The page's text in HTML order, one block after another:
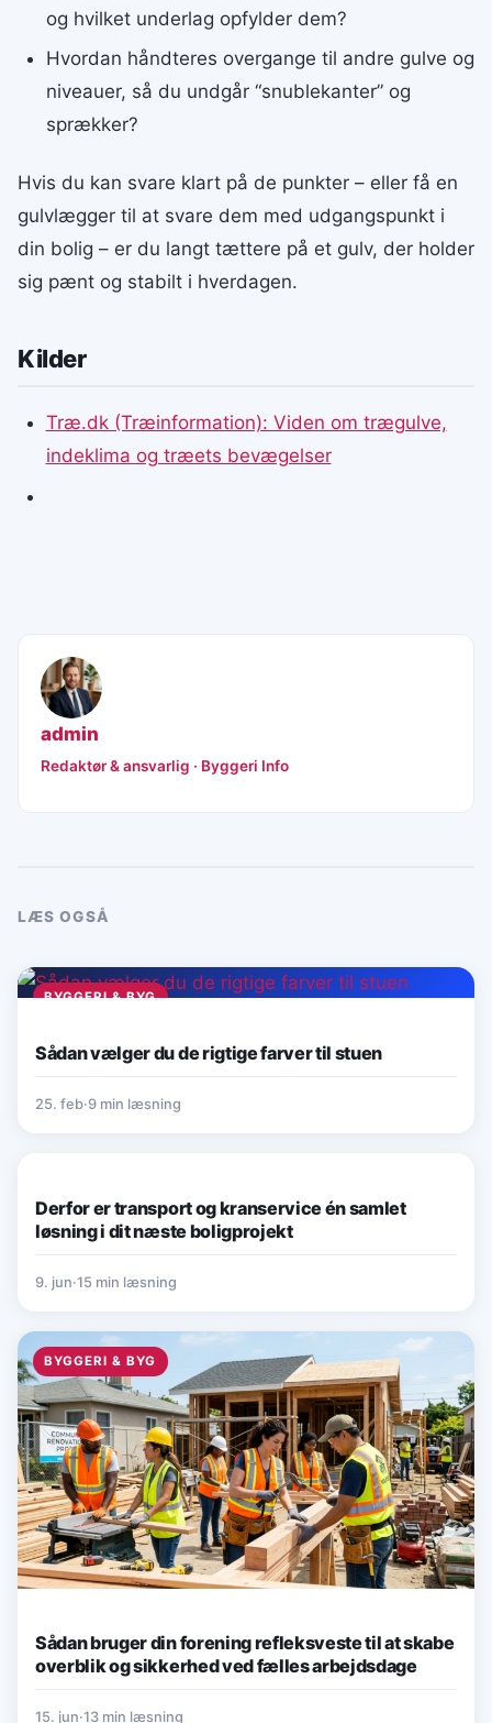
og hvilket underlag opfylder dem?
Hvordan håndteres overgange til andre gulve og
niveauer, så du undgår “snublekanter” og
sprækker?
Hvis du kan svare klart på de punkter – eller få en
gulvlægger til at svare dem med udgangspunkt i
din bolig – er du langt tættere på et gulv, der holder
sig pænt og stabilt i hverdagen.
Kilder
Træ.dk (Træinformation): Viden om trægulve,
indeklima og træets bevægelser
admin
Redaktør & ansvarlig · Byggeri Info
LÆS OGSÅ
BYGGERI & BYG
Sådan vælger du de rigtige farver til stuen
25. feb·9 min læsning
Derfor er transport og kranservice én samlet
løsning i dit næste boligprojekt
9. jun·15 min læsning
BYGGERI & BYG
Sådan bruger din forening refleksveste til at skabe
overblik og sikkerhed ved fælles arbejdsdage
15. jun·13 min læsning